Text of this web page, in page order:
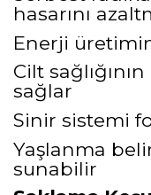
hasarını
Enerji
Cilt
sağlar
Sinir sistemi
Yaşlanma
sunabilir